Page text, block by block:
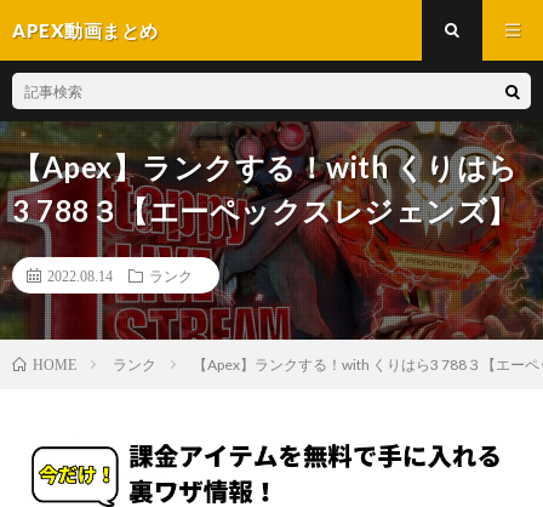
APEX動画まとめ
【Apex】ランクする！with くりはら
3 788３【エーペックスレジェンズ】
2022.08.14 ランク
HOME ランク 【Apex】ランクする！with くりはら3 788３【エー